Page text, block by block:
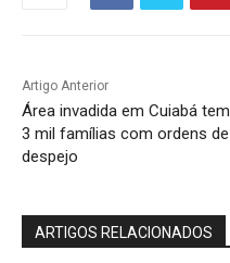
Artigo Anterior
Área invadida em Cuiabá tem
3 mil famílias com ordens de
despejo
ARTIGOS RELACIONADOS